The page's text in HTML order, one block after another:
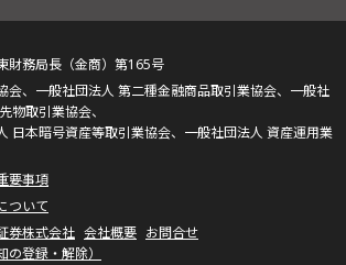
務局長（金商）第165号
会、一般社団法人 第二種金融商品取引業協会、一般社
物取引業協会、
日本暗号資産等取引業協会、一般社団法人 資産運用業
要事項
ついて
券株式会社 会社概要 お問合せ
の登録・解除）